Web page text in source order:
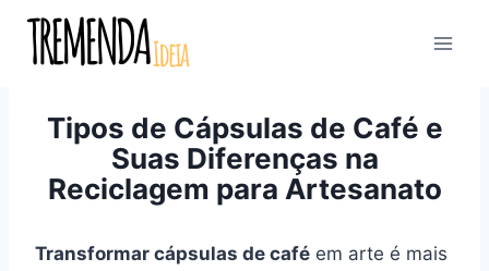
Pular
para
Tipos de Cápsulas de Café e
Suas Diferenças na
Reciclagem para Artesanato
Transformar cápsulas de café em arte é mais